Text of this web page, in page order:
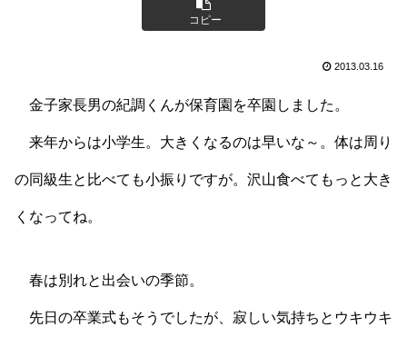
コピー
2013.03.16
金子家長男の紀調くんが保育園を卒園しました。
来年からは小学生。大きくなるのは早いな～。体は周り
の同級生と比べても小振りですが。沢山食べてもっと大き
くなってね。
春は別れと出会いの季節。
先日の卒業式もそうでしたが、寂しい気持ちとウキウキ